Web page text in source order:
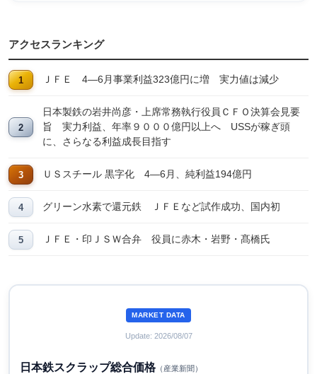
アクセスランキング
ＪＦＥ 4―6月事業利益323億円に増 実力値は減少
日本製鉄の岩井尚彦・上席常務執行役員ＣＦＯ決算会見要
旨 実力利益、年率９０００億円以上へ USSが稼ぎ頭
に、さらなる利益成長目指す
ＵＳスチール 黒字化 4―6月、純利益194億円
グリーン水素で還元鉄 ＪＦＥなど試作成功、国内初
ＪＦＥ・印ＪＳＷ合弁 役員に赤木・岩野・髙橋氏
MARKET DATA
Update: 2026/08/07
日本鉄スクラップ総合価格（産業新聞）